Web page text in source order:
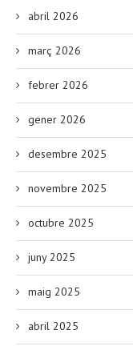
abril 2026
març 2026
febrer 2026
gener 2026
desembre 2025
novembre 2025
octubre 2025
juny 2025
maig 2025
abril 2025